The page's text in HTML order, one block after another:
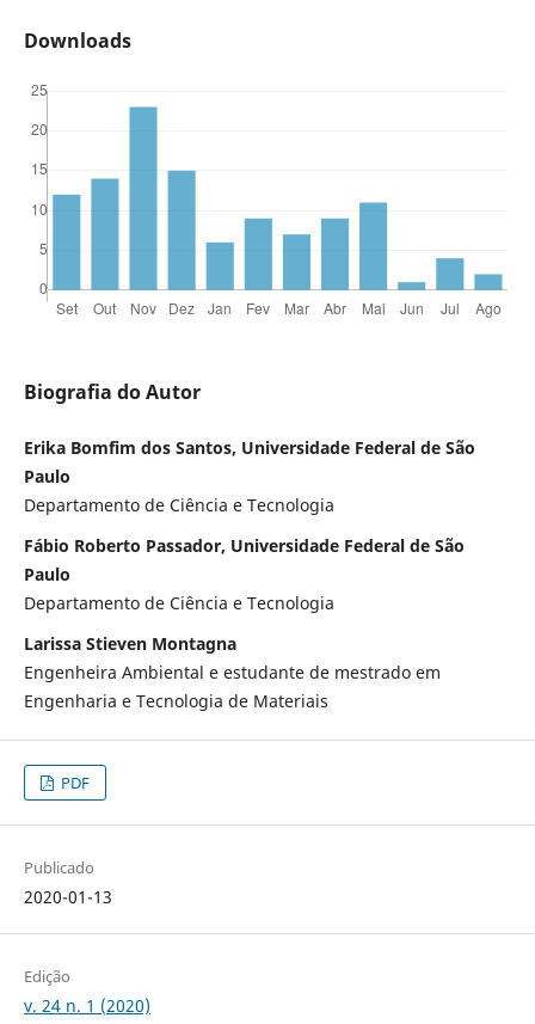
Downloads
Biografia do Autor
Erika Bomfim dos Santos, Universidade Federal de São
Paulo
Departamento de Ciência e Tecnologia
Fábio Roberto Passador, Universidade Federal de São
Paulo
Departamento de Ciência e Tecnologia
Larissa Stieven Montagna
Engenheira Ambiental e estudante de mestrado em
Engenharia e Tecnologia de Materiais
PDF
Publicado
2020-01-13
Edição
v. 24 n. 1 (2020)